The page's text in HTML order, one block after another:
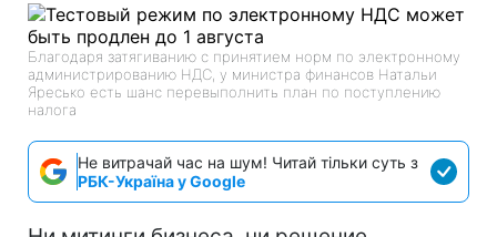
Благодаря затягиванию с принятием норм по электронному
администрированию НДС, у министра финансов Натальи
Яресько есть шанс перевыполнить план по поступлению
налога
Не витрачай час на шум! Читай тільки суть з
РБК-Україна у Google